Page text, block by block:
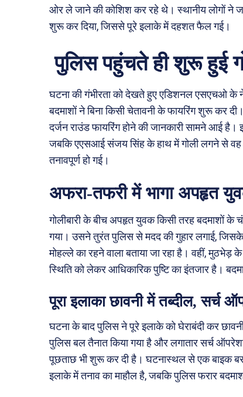
ओर ले जाने की कोशिश कर रहे थे। स्थानीय लोगों ने
शुरू कर दिया, जिससे पूरे इलाके में दहशत फैल गई।
पुलिस पहुंचते ही शुरू हुई
घटना की गंभीरता को देखते हुए एडिशनल एसएचओ के
बदमाशों ने बिना किसी चेतावनी के फायरिंग शुरू कर
दर्जन राउंड फायरिंग होने की जानकारी सामने आई है।
जबकि एएसआई संजय सिंह के हाथ में गोली लगने से वह
तनावपूर्ण हो गई।
अफरा-तफरी में भागा अपहृत
गोलीबारी के बीच अपहृत युवक किसी तरह
गया। उसने तुरंत पुलिस से मदद की गुहार लगाई,
मोहल्ले का रहने वाला बताया जा रहा है। वहीं, मुठभेड़
स्थिति को लेकर आधिकारिक पुष्टि का इंतजार है।
पूरा इलाका छावनी में तब्दील, सर्च
घटना के बाद पुलिस ने पूरे इलाके को घेराबंदी कर
पुलिस बल तैनात किया गया है और लगातार सर्च
पूछताछ भी शुरू कर दी है। घटनास्थल से एक बाइक
इलाके में तनाव का माहौल है, जबकि पुलिस फरार